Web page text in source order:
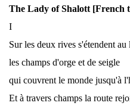
The Lady of Shalott [French
I
Sur les deux rives s'étendent au
les champs d'orge et de seigle
qui couvrent le monde jusqu'à
Et à travers champs la route